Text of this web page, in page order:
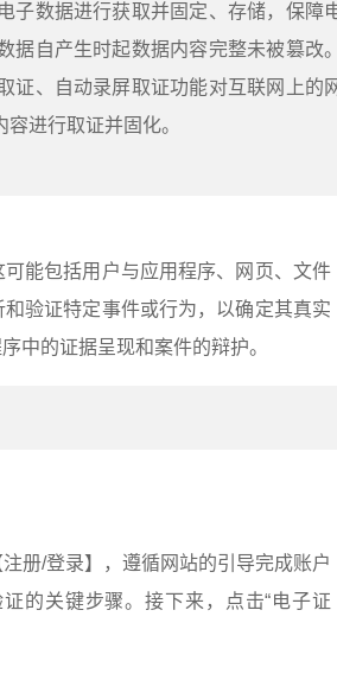
子数据进行获取并固定、存储，保障
自产生时起数据内容完整未被篡改。
证、自动录屏取证功能对互联网上的
进行取证并固化。
能包括用户与应用程序、网页、文件
验证特定事件或行为，以确定其真实
中的证据呈现和案件的辩护。
册/登录】，遵循网站的引导完成账户
的关键步骤。接下来，点击“电子证